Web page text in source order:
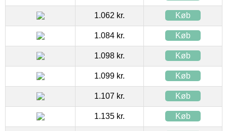
1.062 kr. Køb
1.084 kr. Køb
1.098 kr. Køb
1.099 kr. Køb
1.107 kr. Køb
1.135 kr. Køb